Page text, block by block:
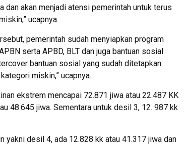
dan akan menjadi atensi pemerintah untuk terus
ucapnya.
pemerintah sudah menyiapkan program
serta APBD, BLT dan juga bantuan sosial
bantuan sosial yang sudah ditetapkan
miskin,” ucapnya.
ekstrem mencapai 72.871 jiwa atau 22.487 KK
48.645 jiwa. Sementara untuk desil 3, 12. 987 kk
yakni desil 4, ada 12.828 kk atau 41.317 jiwa dan